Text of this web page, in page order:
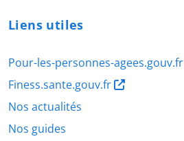
Liens utiles
Pour-les-personnes-agees.gouv.fr
Finess.sante.gouv.fr
Nos actualités
Nos guides